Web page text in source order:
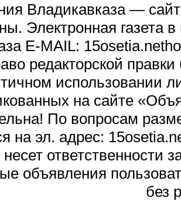
Владикавказа —
Электронная газета
E-MAIL:
редакторской
использовании
на сайте
По вопросам
на эл. адрес:
несет
объявления
без